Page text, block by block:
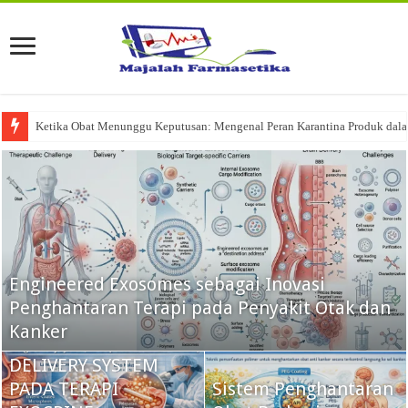
Ketika Obat Menunggu Keputusan: Mengenal Peran Karantina Produk
Engineered Exosomes sebagai Inovasi
Penghantaran Terapi pada Penyakit Otak dan
Kanker
CREON®
(PANCRELIPASE)
SEBAGAI APLIKASI
MICROENCAPSULATION
DALAM DRUG
DELIVERY SYSTEM
PADA TERAPI
Sistem Penghantaran